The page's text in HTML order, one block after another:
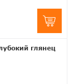
глянец